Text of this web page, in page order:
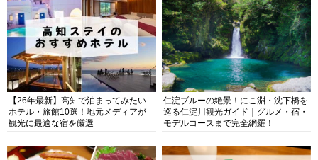
【26年最新】高知で泊まってみたい
ホテル・旅館10選！地元メディアが
観光に最適な宿を厳選
仁淀ブルーの絶景！にこ淵・沈下橋を
巡る仁淀川観光ガイド｜グルメ・宿・
モデルコースまで完全網羅！